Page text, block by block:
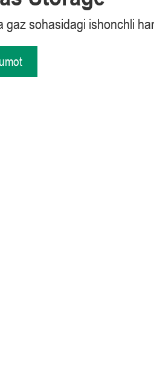
gaz sohasidagi ishonchli